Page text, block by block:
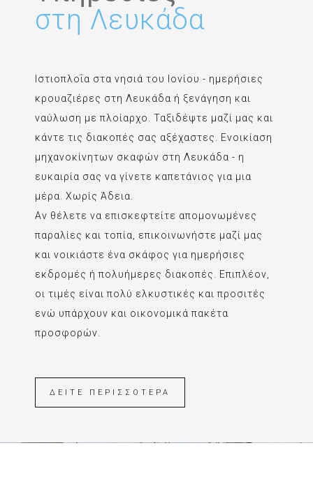
στη Λευκάδα
Ιστιοπλοΐα στα νησιά του Ιονίου - ημερήσιες
κρουαζιέρες στη Λευκάδα ή ξενάγηση και
ναύλωση με πλοίαρχο. Ταξιδέψτε μαζί μας και
κάντε τις διακοπές σας αξέχαστες. Ενοικίαση
μηχανοκίνητων σκαφών στη Λευκάδα - η
ευκαιρία σας να γίνετε καπετάνιος για μια
μέρα. Χωρίς Άδεια.
Αν θέλετε να επισκεφτείτε απομονωμένες
παραλίες και τοπία, επικοινωνήστε μαζί μας
και νοικιάστε ένα σκάφος για ημερήσιες
εκδρομές ή πολυήμερες διακοπές. Επιπλέον,
οι τιμές είναι πολύ ελκυστικές και προσιτές
ενώ υπάρχουν και οικονομικά πακέτα
προσφορών.
ΔΕΙΤΕ ΠΕΡΙΣΣΟΤΕΡΑ